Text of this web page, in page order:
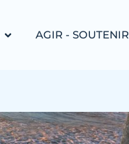
AGIR - SOUTENIR